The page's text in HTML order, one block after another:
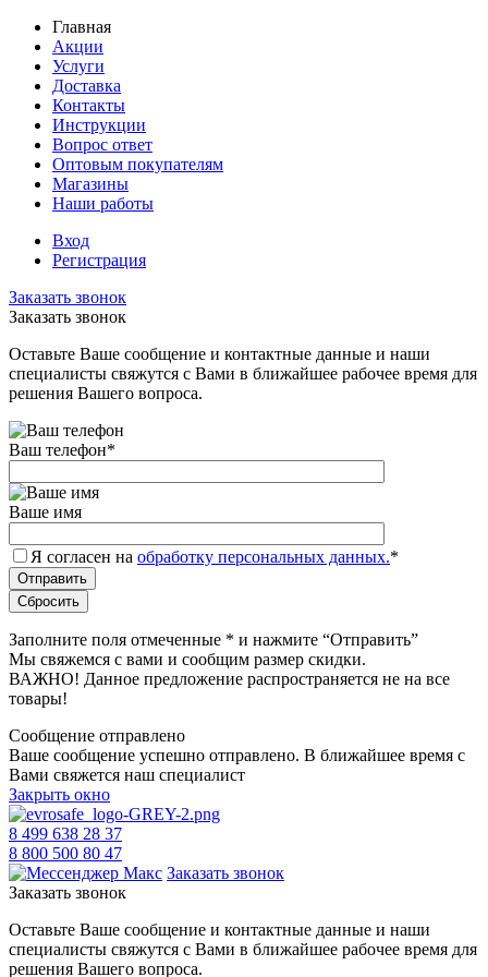
Главная
Акции
Услуги
Доставка
Контакты
Инструкции
Вопрос ответ
Оптовым покупателям
Магазины
Наши работы
Вход
Регистрация
Заказать звонок
Заказать звонок
Оставьте Ваше сообщение и контактные данные и наши
специалисты свяжутся с Вами в ближайшее рабочее время для
решения Вашего вопроса.
Ваш телефон*
Ваше имя
Я согласен на обработку персональных данных.*
Заполните поля отмеченные * и нажмите “Отправить”
Мы свяжемся с вами и сообщим размер скидки.
ВАЖНО! Данное предложение распространяется не на все
товары!
Сообщение отправлено
Ваше сообщение успешно отправлено. В ближайшее время с
Вами свяжется наш специалист
Закрыть окно
8 499 638 28 37
8 800 500 80 47
Заказать звонок
Заказать звонок
Оставьте Ваше сообщение и контактные данные и наши
специалисты свяжутся с Вами в ближайшее рабочее время для
решения Вашего вопроса.